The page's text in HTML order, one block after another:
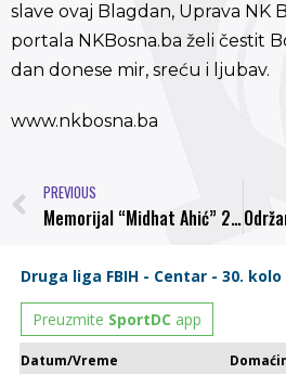
slave ovaj Blagdan, Uprava NK
portala NKBosna.ba želi čestit
dan donese mir, sreću i ljubav.
www.nkbosna.ba
PREVIOUS
Memorijal “Midhat Ahić” 2014: Rezultati utakmica prvog dana Novogodišnjeg malonogometnog turnira